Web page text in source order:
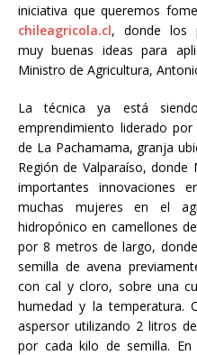
iniciativa que queremos
chileagricola.cl, donde los
muy buenas ideas para
Ministro de Agricultura,
La técnica ya está
emprendimiento liderado
de La Pachamama, granja
Región de Valparaíso, donde
importantes innovaciones
muchas mujeres en el
hidropónico en camellones
por 8 metros de largo,
semilla de avena
con cal y cloro, sobre una
humedad y la temperatura.
aspersor utilizando 2 litros
por cada kilo de semilla.